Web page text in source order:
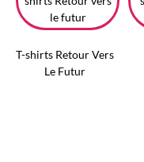
T-shirts Retour Vers
Le Futur